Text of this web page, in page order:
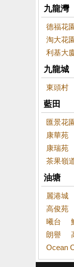
九龍灣
德福花
淘大花
利基大
九龍城
東頭村
藍田
匯景花
康華苑
康瑞苑
茶果嶺
油塘
麗港城
高俊苑
曦台
朗譽
Ocean